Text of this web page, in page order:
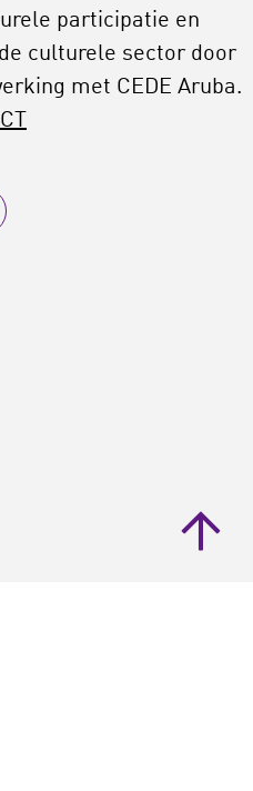
participatie en
culturele sector door
met CEDE Aruba.